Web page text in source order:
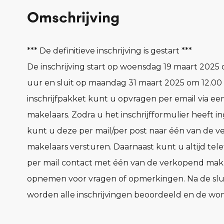
Omschrijving
*** De definitieve inschrijving is gestart ***
De inschrijving start op woensdag 19 maart 2025
uur en sluit op maandag 31 maart 2025 om
inschrijfpakket kunt u opvragen per email via
makelaars. Zodra u het inschrijfformulier heeft
kunt u deze per mail/per post naar één van de
makelaars versturen. Daarnaast kunt u altijd
per mail contact met één van de verkopend
opnemen voor vragen of opmerkingen. Na de
worden alle inschrijvingen beoordeeld en de